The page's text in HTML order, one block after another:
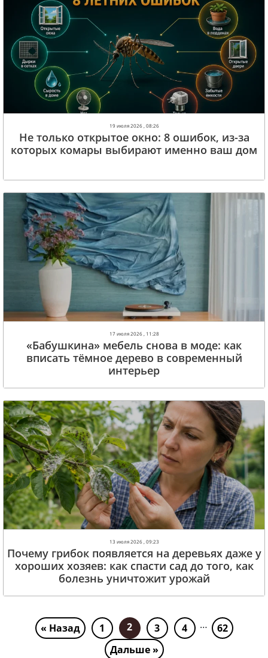
19 июля 2026 , 08:26
Не только открытое окно: 8 ошибок, из-за
которых комары выбирают именно ваш дом
17 июля 2026 , 11:28
«Бабушкина» мебель снова в моде: как
вписать тёмное дерево в современный
интерьер
13 июля 2026 , 09:23
Почему грибок появляется на деревьях даже у
хороших хозяев: как спасти сад до того, как
болезнь уничтожит урожай
« Назад 1 2 3 4 …
62
Дальше »